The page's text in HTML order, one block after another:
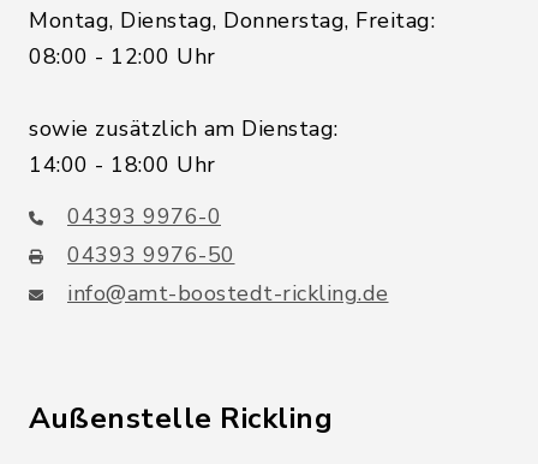
Montag, Dienstag, Donnerstag, Freitag:
08:00 - 12:00 Uhr
sowie zusätzlich am Dienstag:
14:00 - 18:00 Uhr
04393 9976-0
04393 9976-50
info@amt-boostedt-rickling.de
Außenstelle Rickling